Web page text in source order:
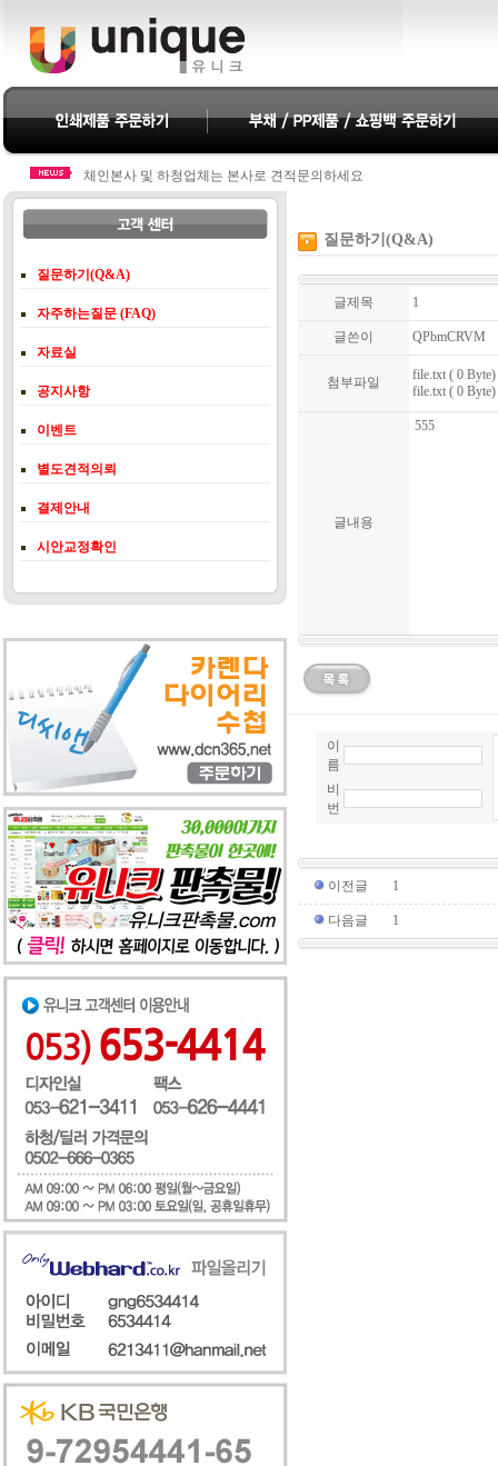
체인본사 및 하청업체는 본사로 견적문의하세요
체인본사 및 하청업체는 본사로 견적문의하세요
질문하기(Q&A)
자주하는질문 (FAQ)
자료실
공지사항
이벤트
별도견적의뢰
결제안내
시안교정확인
질문하기(Q&A)
글제목 1
글쓴이 QPbmCRVM
첨부파일
file.txt ( 0 Byte)
file.txt ( 0 Byte)
글내용
555
이
름
비
번
이전글 1
다음글 1